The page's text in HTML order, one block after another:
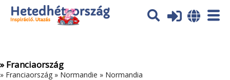
Az oldal sütiket (cookies) használ. További tájékoztatás itt:
Adatvédelmi tájékoztató
» Franciaország
» Franciaország » Normandie » Normandia